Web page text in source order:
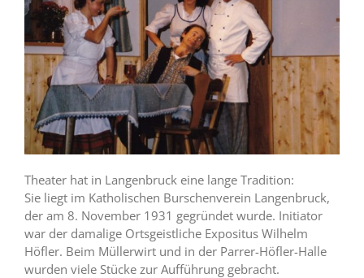
Theater hat in Langenbruck eine lange Tradition:
Sie liegt im Katholischen Burschenverein Langenbruck,
der am 8. November 1931 gegründet wurde. Initiator
war der damalige Ortsgeistliche Expositus Wilhelm
Höfler. Beim Müllerwirt und in der Parrer-Höfler-Halle
wurden viele Stücke zur Aufführung gebracht.